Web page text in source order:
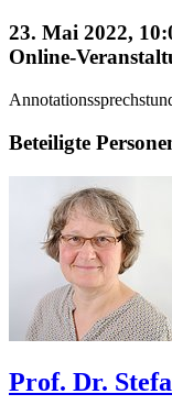
23. Mai 2022,
Online-
Beteiligte
Prof. Dr.